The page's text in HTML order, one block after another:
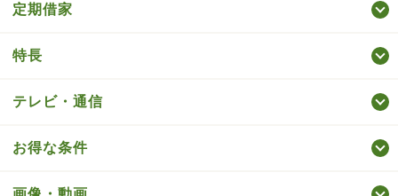
定期借家
特長
テレビ・通信
お得な条件